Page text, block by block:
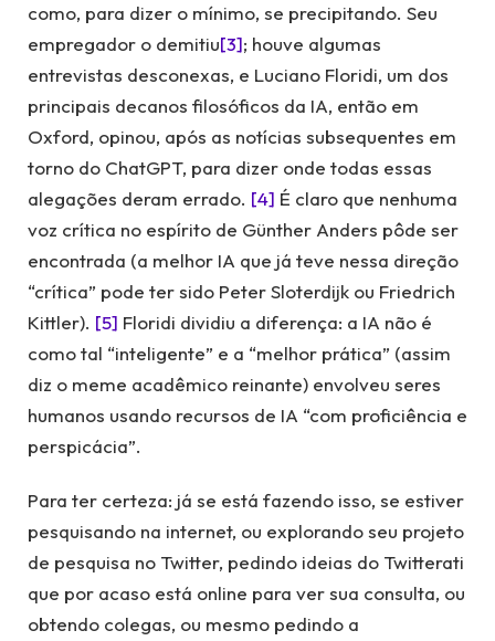
como, para dizer o mínimo, se precipitando. Seu
empregador o demitiu[3]; houve algumas
entrevistas desconexas, e Luciano Floridi, um dos
principais decanos filosóficos da IA, então em
Oxford, opinou, após as notícias subsequentes em
torno do ChatGPT, para dizer onde todas essas
alegações deram errado. [4] É claro que nenhuma
voz crítica no espírito de Günther Anders pôde ser
encontrada (a melhor IA que já teve nessa direção
“crítica” pode ter sido Peter Sloterdijk ou Friedrich
Kittler). [5] Floridi dividiu a diferença: a IA não é
como tal “inteligente” e a “melhor prática” (assim
diz o meme acadêmico reinante) envolveu seres
humanos usando recursos de IA “com proficiência e
perspicácia”.
Para ter certeza: já se está fazendo isso, se estiver
pesquisando na internet, ou explorando seu projeto
de pesquisa no Twitter, pedindo ideias do Twitterati
que por acaso está online para ver sua consulta, ou
obtendo colegas, ou mesmo pedindo a